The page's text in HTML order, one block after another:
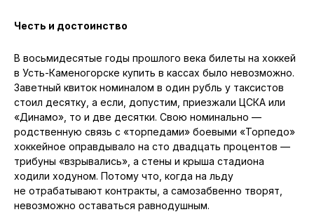
Честь и достоинство
В восьмидесятые годы прошлого века билеты на хоккей
в Усть-Каменогорске купить в кассах было невозможно.
Заветный квиток номиналом в один рубль у таксистов
стоил десятку, а если, допустим, приезжали ЦСКА или
«Динамо», то и две десятки. Свою номинально —
родственную связь с «торпедами» боевыми «Торпедо»
хоккейное оправдывало на сто двадцать процентов —
трибуны «взрывались», а стены и крыша стадиона
ходили ходуном. Потому что, когда на льду
не отрабатывают контракты, а самозабвенно творят,
невозможно оставаться равнодушным.